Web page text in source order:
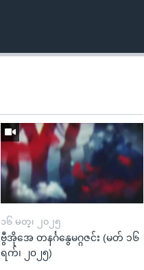
၁၆ မတ္၊ ၂၀၂၅
ဗွီအိုအေ တနင်္ဂနွေမဂ္ဂဇင်း (မတ် ၁၆
ရက်၊ ၂၀၂၅)